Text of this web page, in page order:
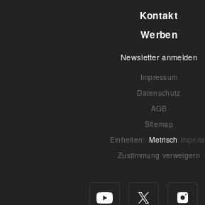
Kontakt
Werben
Newsletter anmelden
Impressum
Datenschutz
AGB
Sitemap
Einheiten: Metrisch Imperial
Zustimmung verweigern